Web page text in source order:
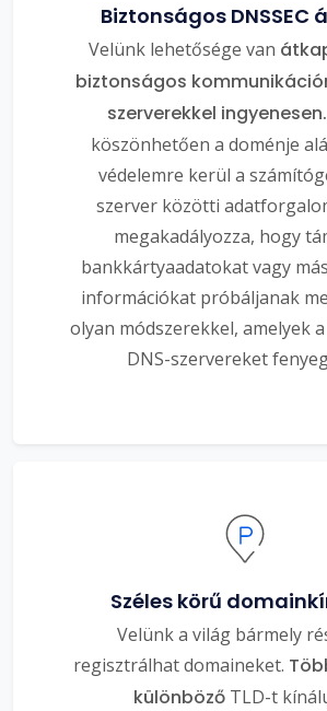
Biztonságos DNSSEC
Velünk lehetősége van
biztonságos
szerverekkel ingyenesen.
köszönhetően a doménje
védelemre kerül a
szerver közötti
megakadályozza, hogy
bankkártyaadatokat vagy
információkat próbáljanak
olyan módszerekkel, amelyek
DNS-szervereket
Széles körű
Velünk a világ bármely
regisztrálhat domaineket.
különböző TLD-t